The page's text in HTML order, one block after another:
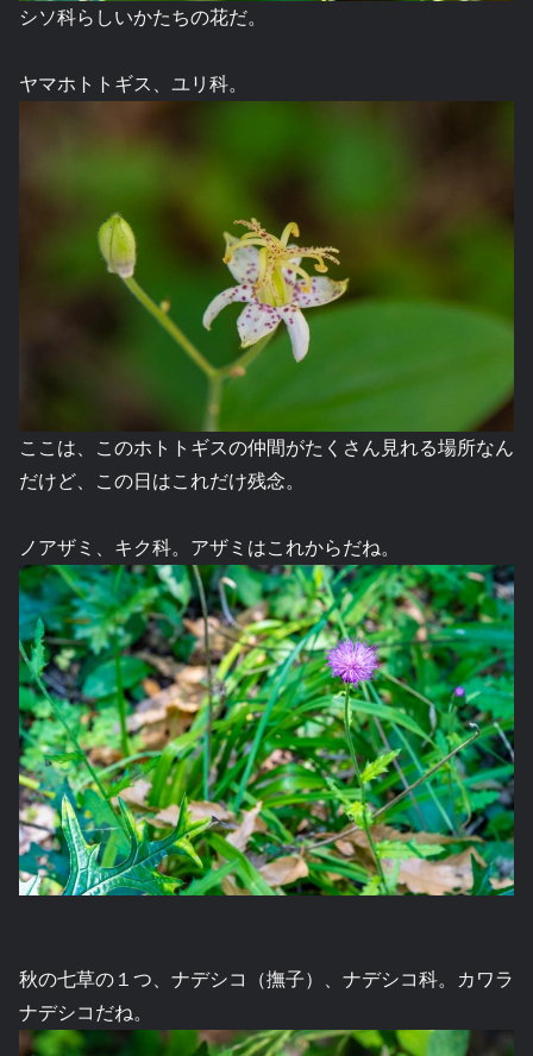
シソ科らしいかたちの花だ。
ヤマホトトギス、ユリ科。
ここは、このホトトギスの仲間がたくさん見れる場所なん
だけど、この日はこれだけ残念。
ノアザミ、キク科。アザミはこれからだね。
秋の七草の１つ、ナデシコ（撫子）、ナデシコ科。カワラ
ナデシコだね。